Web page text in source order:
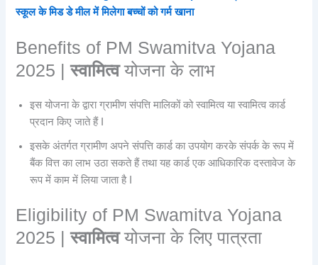
स्कूल के मिड डे मील में मिलेगा बच्चों को गर्म खाना
Benefits of PM Swamitva Yojana
2025 |स्वामित्वयोजना के लाभ
इस योजना के द्वारा ग्रामीण संपत्ति मालिकों को स्वामित्व या स्वामित्व कार्ड
प्रदान किए जाते हैं I
इसके अंतर्गत ग्रामीण अपने संपत्ति कार्ड का उपयोग करके संपर्क के रूप में
बैंक वित्त का लाभ उठा सकते हैं तथा यह कार्ड एक आधिकारिक दस्तावेज के
रूप में काम में लिया जाता है I
Eligibility of PM Swamitva Yojana
2025 |स्वामित्वयोजना के लिए पात्रता